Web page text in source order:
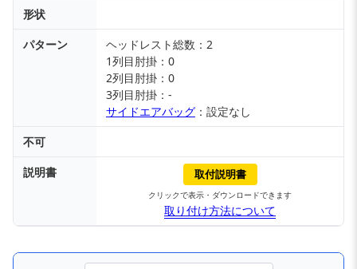
形状
パターン
ヘッドレスト総数：2
1列目肘掛：0
2列目肘掛：0
3列目肘掛：-
サイドエアバッグ ：設定なし
不可
説明書
取付説明書
クリックで表示・ダウンロードできます
取り付け方法について